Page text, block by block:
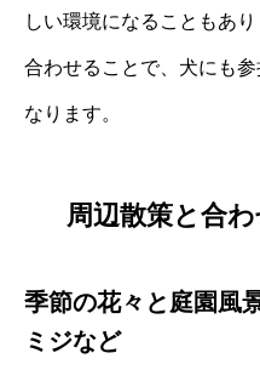
しい環境になることもあ
合わせることで、犬にも
なります。
周辺散策と合
季節の花々と庭園風
ミジなど